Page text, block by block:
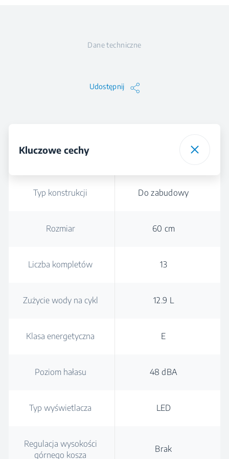
Dane techniczne
Udostępnij
Kluczowe cechy
Typ konstrukcji Do zabudowy
Rozmiar 60 cm
Liczba kompletów 13
Zużycie wody na cykl 12.9 L
Klasa energetyczna E
Poziom hałasu 48 dBA
Typ wyświetlacza LED
Regulacja wysokości
górnego kosza
Brak